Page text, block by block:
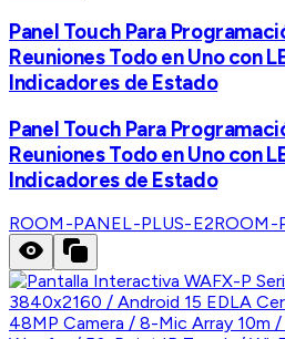
Panel Touch Para
Reuniones Todo en Uno con
Indicadores de Estado
Panel Touch Para
Reuniones Todo en Uno con
Indicadores de Estado
ROOM-PANEL-PLUS-E2ROOM-